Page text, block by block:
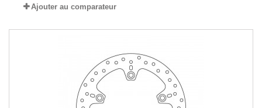
Ajouter au comparateur